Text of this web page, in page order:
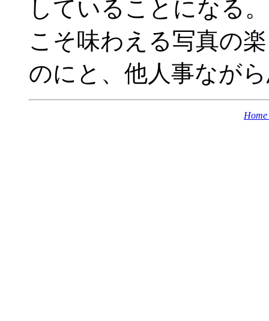
していることになる
こそ味わえる写真の
のにと、他人事なが
Home